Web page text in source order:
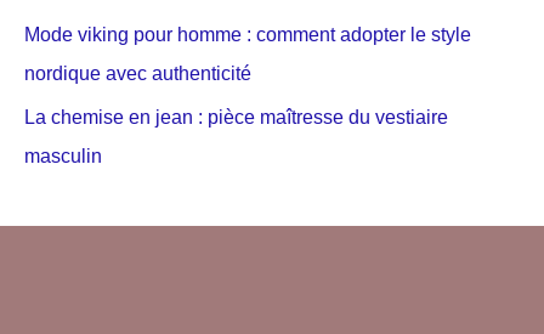
Mode viking pour homme : comment adopter le style
nordique avec authenticité
La chemise en jean : pièce maîtresse du vestiaire
masculin